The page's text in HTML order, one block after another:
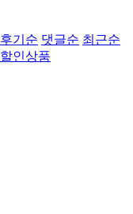
후기순 댓글순 최근순
할인상품